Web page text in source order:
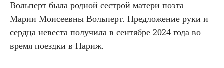
Вольперт была родной сестрой матери поэта —
Марии Моисеевны Вольперт. Предложение руки и
сердца невеста получила в сентябре 2024 года во
время поездки в Париж.